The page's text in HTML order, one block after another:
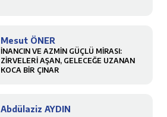
Mesut ÖNER
İNANCIN VE AZMİN GÜÇLÜ MİRASI:
ZİRVELERİ AŞAN, GELECEĞE UZANAN
KOCA BİR ÇINAR
Abdülaziz AYDIN